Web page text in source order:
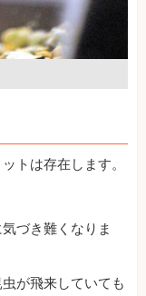
トは存在します。
づき難くなりま
が飛来していても